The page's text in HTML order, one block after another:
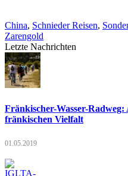
China, Schnieder Reisen,
Zarengold
Letzte Nachrichten
Fränkischer-Wasser-
fränkischen Vielfalt
01.05.2019